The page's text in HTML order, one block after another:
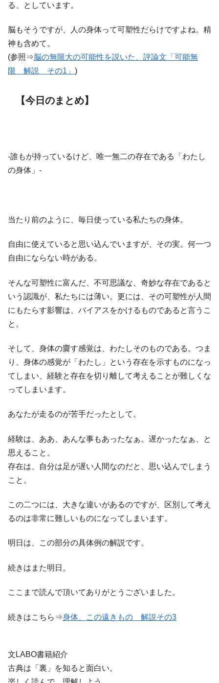
る、としています。
脳もそうですが、人の身体って可塑性だらけですよね。精
神も含めて。
(参照⇒ 脳の無限大の可能性を説いた、評論文「可能無
限 解説 その1」 )
【今日のまとめ】
-誰もが持っているけど、唯一無二の存在である「わたし
の身体」-
当たり前のように、毎日使っている私たちの身体。
自由に使えていると思い込んでいますが、その実。何一つ
自由にならない時がある。
そんな可塑性に富んだ、不可思議な、奇妙な存在であると
いう認識が、私たちには薄い。更には、その可塑性が人間
にもたらす影響は、バイアスをかけるものであると言うこ
と。
そして、身体の齎す感覚は、わたしそのものである。つま
り、身体の感覚が「わたし」という存在を示すものになっ
てしまい、経験と存在を切り離して考えることが難しくな
ってしまいます。
あなたが走るのが苦手だったとして。
経験は、ああ、あんな事もあったなぁ。遅かったなぁ、と
思えること。
存在は、自分は足が遅い人間なのだと、思い込んでしまう
こと。
この二つには、大きな違いがあるのですが、区別して考え
るのは非常に難しいものになってしまいます。
明日は、この部分の具体例の解説です。
続きはまた明日。
ここまで読んで頂いてありがとうございました。
続きはこちら⇒身体、この遠きもの 解説その3
文LABO書籍紹介
古典は「裏」を知ると面白い。